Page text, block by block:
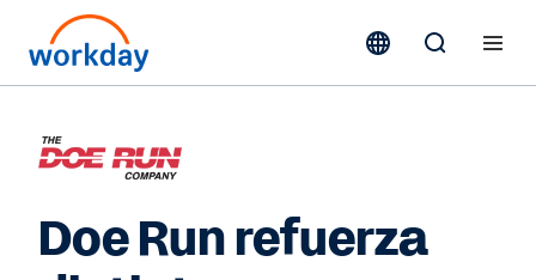
Doe Run refuerza